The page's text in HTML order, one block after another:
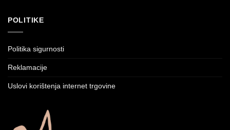
POLITIKE
Politika sigurnosti
Reklamacije
Uslovi korištenja internet trgovine